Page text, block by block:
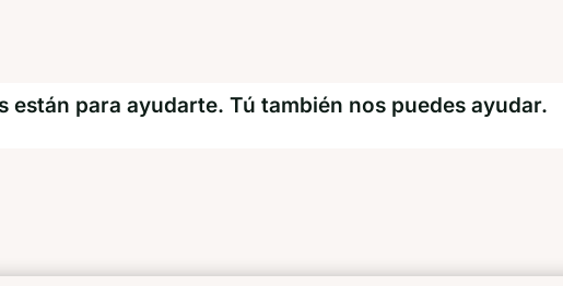
están para ayudarte. Tú también nos puedes ayudar.